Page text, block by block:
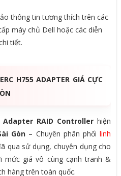
thông tin tương thích trên các
máy chủ Dell hoặc các diễn
tiết.
H755 ADAPTER GIÁ CỰC
Adapter RAID Controller hiện
Gòn – Chuyên phân phốilinh
qua sử dụng, chuyên dụng cho
mức giá vô cùng cạnh tranh &
hàng trên toàn quốc.